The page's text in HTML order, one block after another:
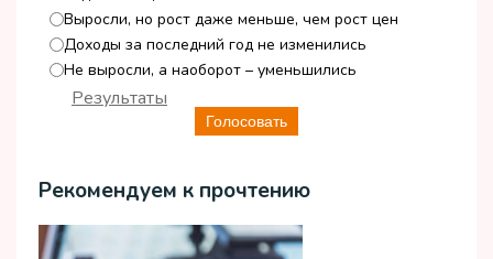
Выросли, но рост даже меньше, чем рост цен
Доходы за последний год не изменились
Не выросли, а наоборот – уменьшились
Голосовать
Результаты
Рекомендуем к прочтению